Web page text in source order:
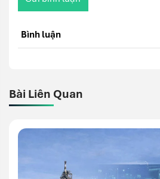
Bình luận
Bài Liên Quan